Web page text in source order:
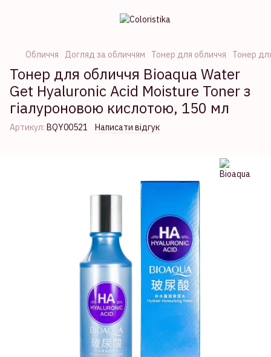
Обличчя Догляд за обличчям Тонер для обличчя Тонер
Тонер для обличчя Bioaqua Water
Get Hyaluronic Acid Moisture Toner з
гіалуроновою кислотою, 150 мл
Артикул: BQY00521 Написати відгук